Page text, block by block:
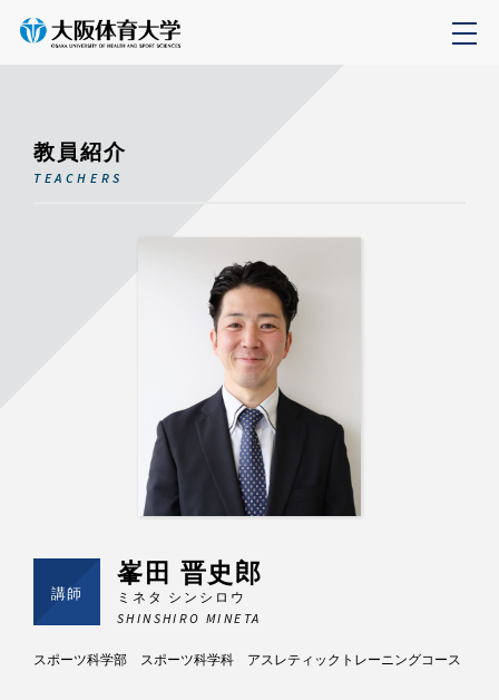
教員紹介
TEACHERS
講師
峯田 晋史郎
ミネタ シンシロウ
SHINSHIRO MINETA
スポーツ科学部 スポーツ科学科 アスレティックトレーニングコース